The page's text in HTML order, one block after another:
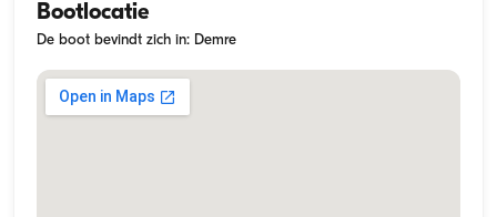
Bootlocatie
De boot bevindt zich in: Demre